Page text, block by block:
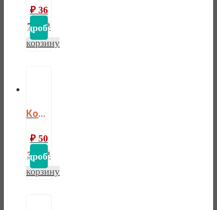
₽36
760 В
корзину
Комод Форест 2 двери 2 ящика
₽50
360 В
корзину